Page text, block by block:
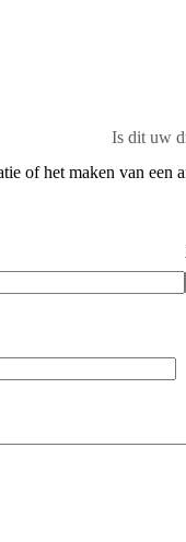
Is dit uw
of het maken van